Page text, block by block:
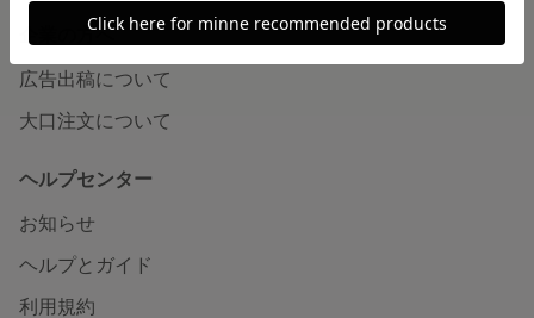
企業の方へ
広告出稿について
大口注文について
ヘルプセンター
お知らせ
ヘルプとガイド
利用規約